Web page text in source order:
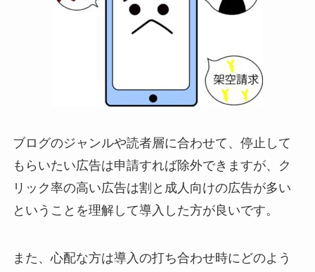
ブログのジャンルや読者層に合わせて、停止して
もらいたい広告は申請すれば除外できますが、ク
リック率の高い広告は割と成人向けの広告が多い
ということを理解して導入した方が良いです。
また、心配な方は導入の打ち合わせ時にどのよう